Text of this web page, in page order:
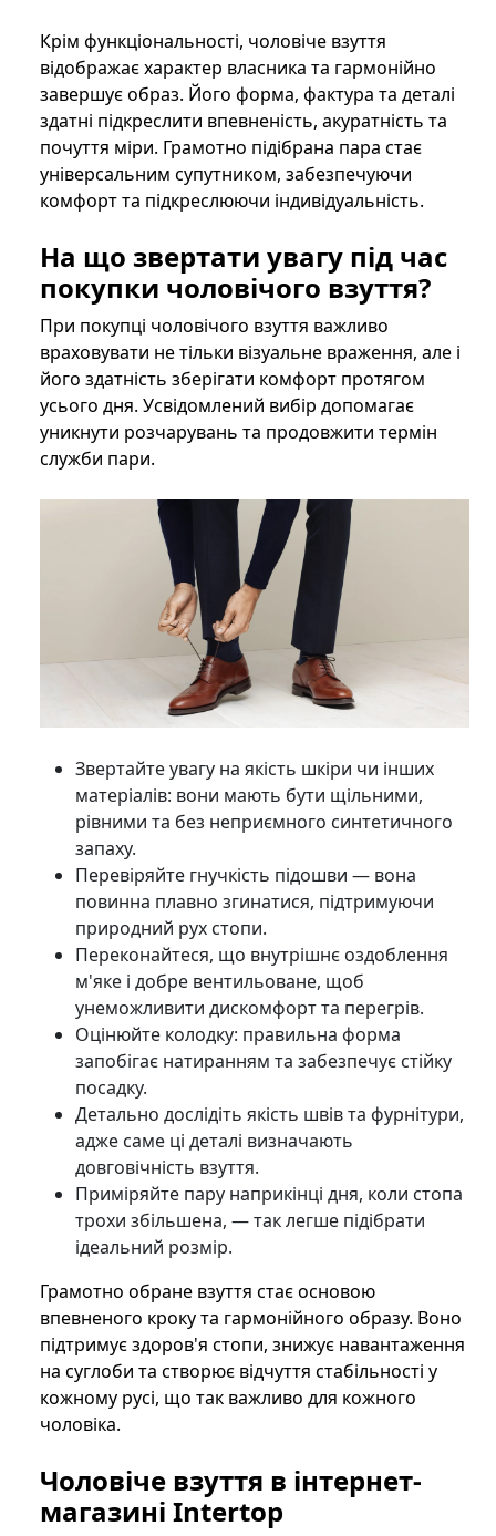
Крім функціональності, чоловіче взуття
відображає характер власника та гармонійно
завершує образ. Його форма, фактура та деталі
здатні підкреслити впевненість, акуратність та
почуття міри. Грамотно підібрана пара стає
універсальним супутником, забезпечуючи
комфорт та підкреслюючи індивідуальність.
На що звертати увагу під час
покупки чоловічого взуття?
При покупці чоловічого взуття важливо
враховувати не тільки візуальне враження, але і
його здатність зберігати комфорт протягом
усього дня. Усвідомлений вибір допомагає
уникнути розчарувань та продовжити термін
служби пари.
Звертайте увагу на якість шкіри чи інших
матеріалів: вони мають бути щільними,
рівними та без неприємного синтетичного
запаху.
Перевіряйте гнучкість підошви — вона
повинна плавно згинатися, підтримуючи
природний рух стопи.
Переконайтеся, що внутрішнє оздоблення
м'яке і добре вентильоване, щоб
унеможливити дискомфорт та перегрів.
Оцінюйте колодку: правильна форма
запобігає натиранням та забезпечує стійку
посадку.
Детально дослідіть якість швів та фурнітури,
адже саме ці деталі визначають
довговічність взуття.
Приміряйте пару наприкінці дня, коли стопа
трохи збільшена, — так легше підібрати
ідеальний розмір.
Грамотно обране взуття стає основою
впевненого кроку та гармонійного образу. Воно
підтримує здоров'я стопи, знижує навантаження
на суглоби та створює відчуття стабільності у
кожному русі, що так важливо для кожного
чоловіка.
Чоловіче взуття в інтернет-
магазині Intertop